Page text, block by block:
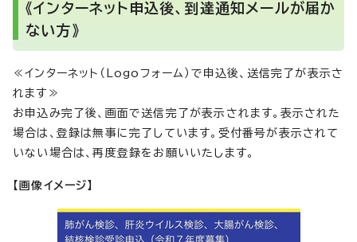
《インターネット申込後、到達通知メールが届か
ない方》
≪インターネット（Logoフォーム）で申込後、送信完了が表示さ
れます≫
お申込み完了後、画面で送信完了が表示されます。表示された
場合は、登録は無事に完了しています。受付番号が表示されて
いない場合は、再度登録をお願いいたします。
【画像イメージ】